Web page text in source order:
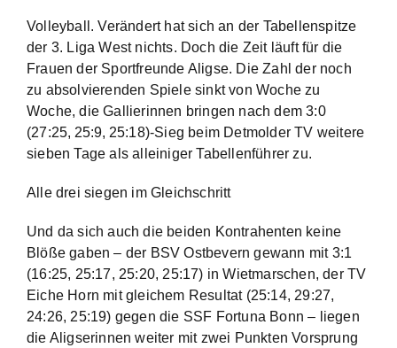
Volleyball. Verändert hat sich an der Tabellenspitze
der 3. Liga West nichts. Doch die Zeit läuft für die
Frauen der Sportfreunde Aligse. Die Zahl der noch
zu absolvierenden Spiele sinkt von Woche zu
Woche, die Gallierinnen bringen nach dem 3:0
(27:25, 25:9, 25:18)-Sieg beim Detmolder TV weitere
sieben Tage als alleiniger Tabellenführer zu.
Alle drei siegen im Gleichschritt
Und da sich auch die beiden Kontrahenten keine
Blöße gaben – der BSV Ostbevern gewann mit 3:1
(16:25, 25:17, 25:20, 25:17) in Wietmarschen, der TV
Eiche Horn mit gleichem Resultat (25:14, 29:27,
24:26, 25:19) gegen die SSF Fortuna Bonn – liegen
die Aligserinnen weiter mit zwei Punkten Vorsprung